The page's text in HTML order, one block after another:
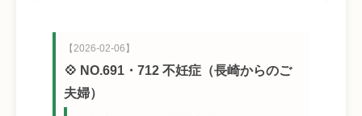
【2026-02-06】
💠 NO.691・712 不妊症（長崎からのご
夫婦）